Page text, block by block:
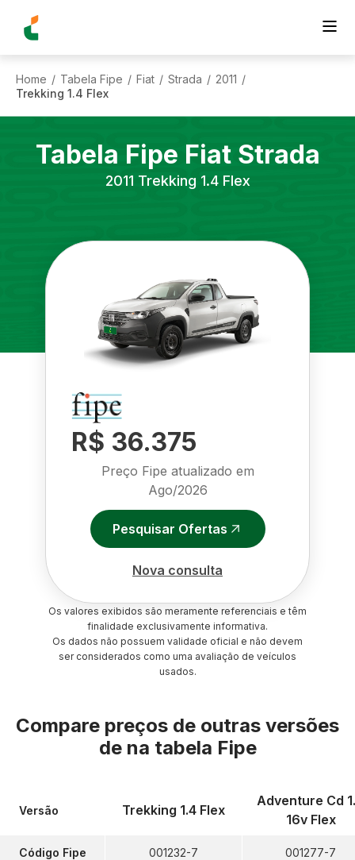
Home / Tabela Fipe / Fiat / Strada / 2011 /
Trekking 1.4 Flex
Tabela Fipe Fiat Strada
2011 Trekking 1.4 Flex
R$ 36.375
Preço Fipe atualizado em
Ago/2026
Pesquisar Ofertas
Nova consulta
Os valores exibidos são meramente referenciais e têm
finalidade exclusivamente informativa.
Os dados não possuem validade oficial e não devem
ser considerados como uma avaliação de veículos
usados.
Compare preços de outras versões
de na tabela Fipe
Versão
Código Fipe
Trekking 1.4 Flex
001232-7
Adventure Cd
16v Flex
001277-7